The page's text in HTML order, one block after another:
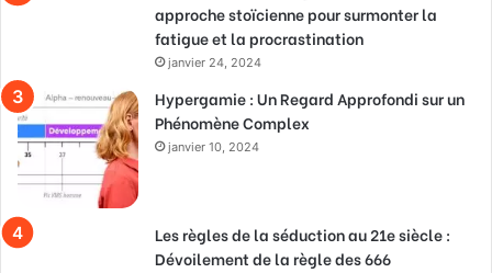
approche stoïcienne pour surmonter la
fatigue et la procrastination
janvier 24, 2024
Hypergamie : Un Regard Approfondi sur un
Phénomène Complex
janvier 10, 2024
Les règles de la séduction au 21e siècle :
Dévoilement de la règle des 666